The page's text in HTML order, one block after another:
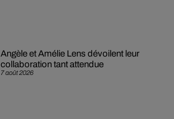
7 août 2026
Angèle et Amélie Lens dévoilent leur
collaboration tant attendue